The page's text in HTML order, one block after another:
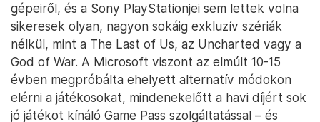
gépeiről, és a Sony PlayStationjei sem lettek volna
sikeresek olyan, nagyon sokáig exkluzív szériák
nélkül, mint a The Last of Us, az Uncharted vagy a
God of War. A Microsoft viszont az elmúlt 10-15
évben megpróbálta ehelyett alternatív módokon
elérni a játékosokat, mindenekelőtt a havi díjért sok
jó játékot kínáló Game Pass szolgáltatással – és